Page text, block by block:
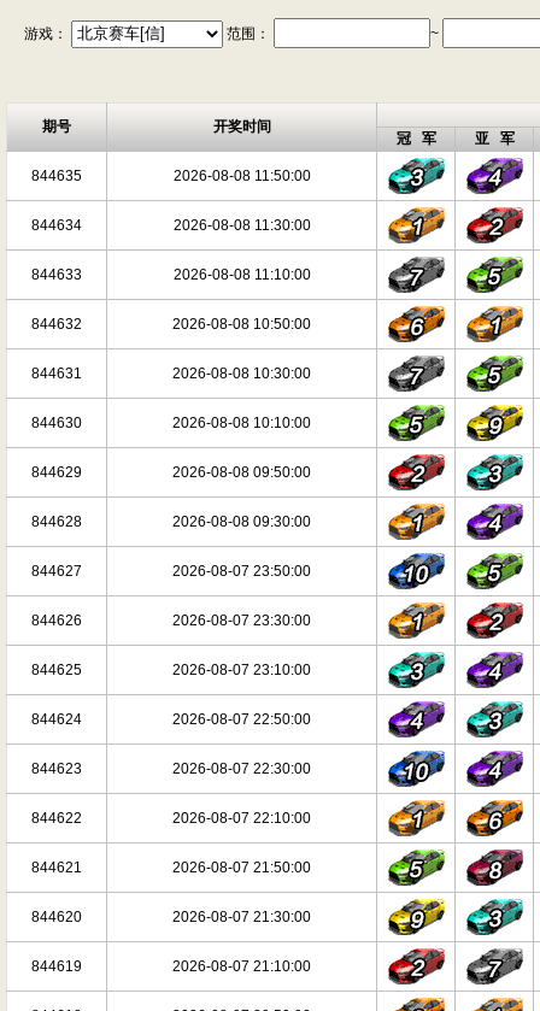
游戏： 范围： ~
期号 开奖时间
冠 军 亚 军
844635 2026-08-08 11:50:00
844634 2026-08-08 11:30:00
844633 2026-08-08 11:10:00
844632 2026-08-08 10:50:00
844631 2026-08-08 10:30:00
844630 2026-08-08 10:10:00
844629 2026-08-08 09:50:00
844628 2026-08-08 09:30:00
844627 2026-08-07 23:50:00
844626 2026-08-07 23:30:00
844625 2026-08-07 23:10:00
844624 2026-08-07 22:50:00
844623 2026-08-07 22:30:00
844622 2026-08-07 22:10:00
844621 2026-08-07 21:50:00
844620 2026-08-07 21:30:00
844619 2026-08-07 21:10:00